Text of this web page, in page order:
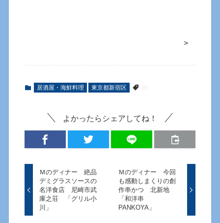
>
居酒屋・海鮮料理 東京都新宿区
よかったらシェアしてね！
Ｍのディナー 絶品
デミグラスソースの
名洋食店 尼崎市武
庫之荘 「グリル小
川」
Ｍのディナー 今回
も感動しまくりの創
作串かつ 北新地
「和洋串
PANKOYA」